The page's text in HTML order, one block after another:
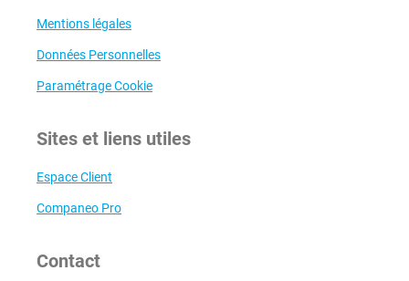
Mentions légales
Données Personnelles
Paramétrage Cookie
Sites et liens utiles
Espace Client
Companeo Pro
Contact